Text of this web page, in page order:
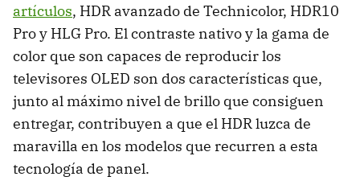
artículos, HDR avanzado de Technicolor, HDR10
Pro y HLG Pro. El contraste nativo y la gama de
color que son capaces de reproducir los
televisores OLED son dos características que,
junto al máximo nivel de brillo que consiguen
entregar, contribuyen a que el HDR luzca de
maravilla en los modelos que recurren a esta
tecnología de panel.